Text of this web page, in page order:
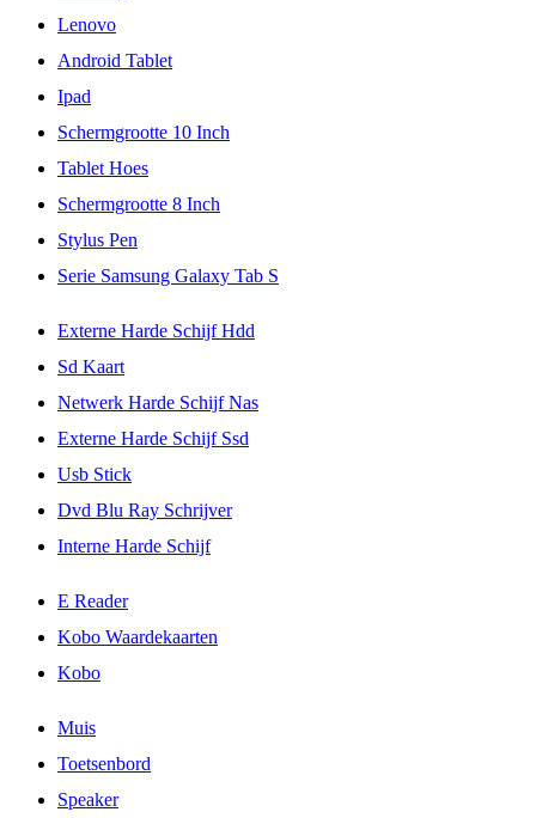
Lenovo
Android Tablet
Ipad
Schermgrootte 10 Inch
Tablet Hoes
Schermgrootte 8 Inch
Stylus Pen
Serie Samsung Galaxy Tab S
Externe Harde Schijf Hdd
Sd Kaart
Netwerk Harde Schijf Nas
Externe Harde Schijf Ssd
Usb Stick
Dvd Blu Ray Schrijver
Interne Harde Schijf
E Reader
Kobo Waardekaarten
Kobo
Muis
Toetsenbord
Speaker